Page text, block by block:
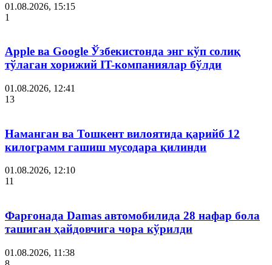
01.08.2026, 15:15
1
Apple ва Google Ўзбекистонда энг кўп солиқ
тўлаган хорижий IT-компаниялар бўлди
01.08.2026, 12:41
13
Наманган ва Тошкент вилоятида қарийб 12
килограмм гашиш мусодара қилинди
01.08.2026, 12:10
11
Фарғонада Damas автомобилида 28 нафар бола
ташиган ҳайдовчига чора кўрилди
01.08.2026, 11:38